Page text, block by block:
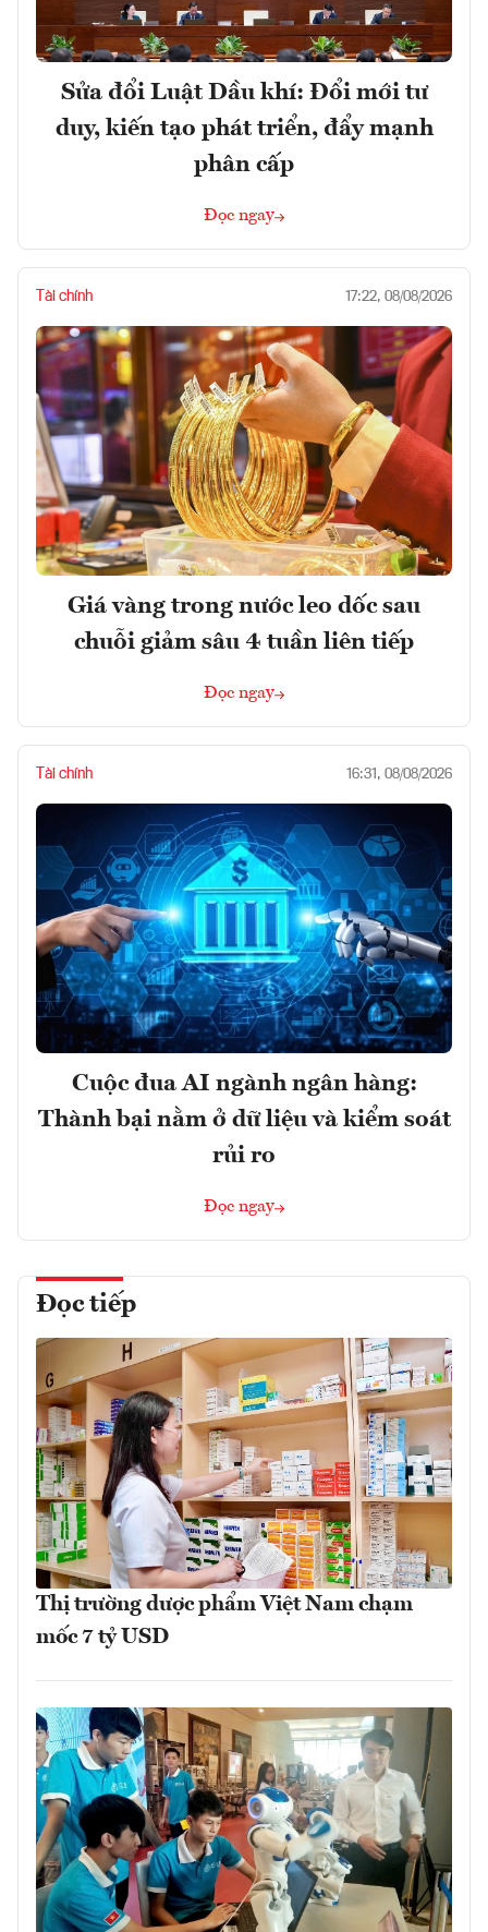
Sửa đổi Luật Dầu khí: Đổi mới tư
duy, kiến tạo phát triển, đẩy mạnh
phân cấp
Đọc ngay
Tài chính 17:22, 08/08/2026
Giá vàng trong nước leo dốc sau
chuỗi giảm sâu 4 tuần liên tiếp
Đọc ngay
Tài chính 16:31, 08/08/2026
Cuộc đua AI ngành ngân hàng:
Thành bại nằm ở dữ liệu và kiểm soát
rủi ro
Đọc ngay
Đọc tiếp
Thị trường dược phẩm Việt Nam chạm
mốc 7 tỷ USD